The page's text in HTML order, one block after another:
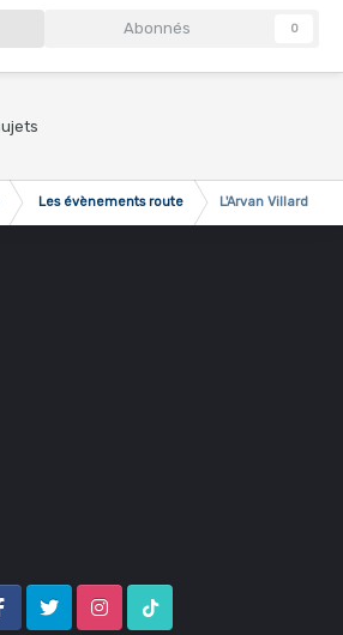
Abonnés 0
Les évènements route L'Arvan Villard
Twitter InstagramTik Tok